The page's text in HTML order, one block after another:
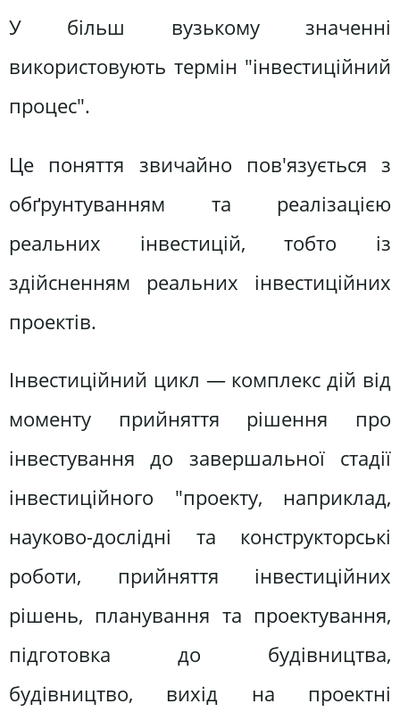
У більш вузькому значенні
використовують термін "інвестиційний
процес".
Це поняття звичайно пов'язується з
обґрунтуванням та реалізацією
реальних інвестицій, тобто із
здійсненням реальних інвестиційних
проектів.
Інвестиційний цикл — комплекс дій від
моменту прийняття рішення про
інвестування до завершальної стадії
інвестиційного "проекту, наприклад,
науково-дослідні та конструкторські
роботи, прийняття інвестиційних
рішень, планування та проектування,
підготовка до будівництва,
будівництво, вихід на проектні